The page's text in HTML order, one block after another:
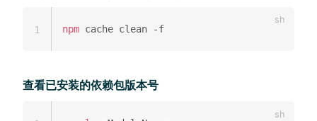
npm
1
查看已安装的依赖包版本号